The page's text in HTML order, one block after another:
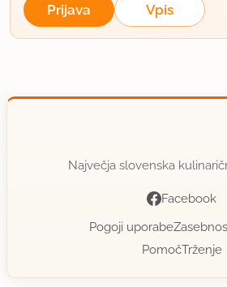
Prijava Vpis
Največja slovenska
Facebook
Pogoji uporabe
PomočTrženje